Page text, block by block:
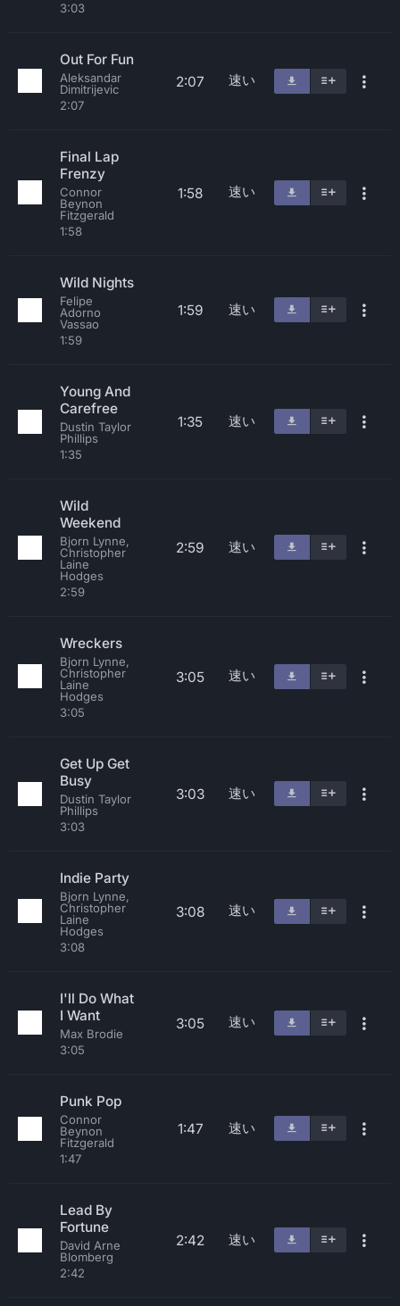
3:03
Out For Fun
Aleksandar
Dimitrijevic
2:07
2:07 速い
Final Lap
Frenzy
Connor
Beynon
Fitzgerald
1:58
1:58 速い
Wild Nights
Felipe
Adorno
Vassao
1:59
1:59 速い
Young And
Carefree
Dustin Taylor
Phillips
1:35
1:35 速い
Wild
Weekend
Bjorn Lynne,
Christopher
Laine
Hodges
2:59
2:59 速い
Wreckers
Bjorn Lynne,
Christopher
Laine
Hodges
3:05
3:05 速い
Get Up Get
Busy
Dustin Taylor
Phillips
3:03
3:03 速い
Indie Party
Bjorn Lynne,
Christopher
Laine
Hodges
3:08
3:08 速い
I'll Do What
I Want
Max Brodie
3:05
3:05 速い
Punk Pop
Connor
Beynon
Fitzgerald
1:47
1:47 速い
Lead By
Fortune
David Arne
Blomberg
2:42
2:42 速い